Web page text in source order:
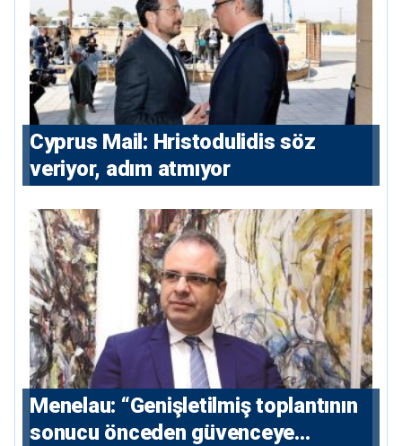
⁠Cyprus Mail: Hristodulidis söz
veriyor, adım atmıyor
Menelau: “Genişletilmiş toplantının
sonucu önceden güvenceye